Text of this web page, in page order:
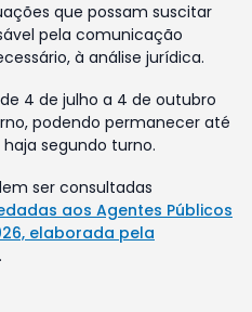
que possam suscitar
pela comunicação
à análise jurídica.
4 de julho a 4 de outubro
podendo permanecer até
segundo turno.
ser consultadas
aos Agentes Públicos
elaborada pela
.